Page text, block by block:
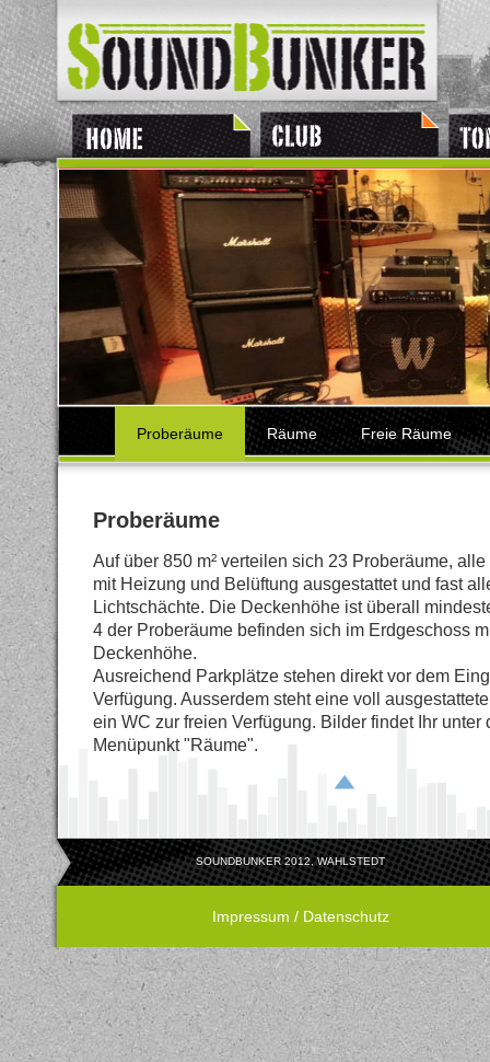
Proberäume Räume Freie Räume
Proberäume
Auf über 850 m² verteilen sich 23 Proberäume,
mit Heizung und Belüftung ausgestattet und fast
Lichtschächte. Die Deckenhöhe ist überall
4 der Proberäume befinden sich im Erdgeschoss
Deckenhöhe.
Ausreichend Parkplätze stehen direkt vor dem
Verfügung. Ausserdem steht eine voll
ein WC zur freien Verfügung. Bilder findet Ihr unter
Menüpunkt "Räume".
SOUNDBUNKER 2012, WAHLSTEDT
Impressum / Datenschutz